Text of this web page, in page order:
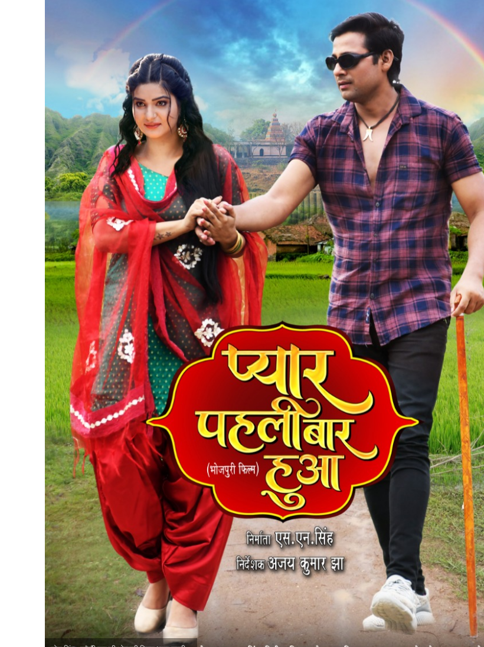
वर्ल्डवाइड रिकॉर्ड्स भोजपुरी का नया धमाकेदार गाना जल्द, दुबई की खूबसूरत लोकेशन्स पर हो रही है शूटिंग
पवन सिंह का बॉलीवुड में महाधमाका, ‘सिर्फ आपके’ की शूटिंग लखनऊ और भोपाल में हुई पूरी”
नेहा म्यूजिक वर्ल्ड पर रिलीज हुआ भोजपुरी गीत जिंदगी जियल छोड़ देहब, दर्शकों का मिल रहा भरपूर प्यार
साजिद नाडियाडवाला के साथ 25 वर्षों का सफर, अब ‘ओम गोल्डन फ्यूचर मूवीज़’ के साथ नई पारी शुरू